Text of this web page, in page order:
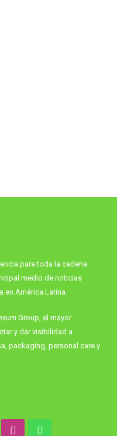
para toda la cadena
medio de noticias
en América Latina.
Group, el mayor
y dar visibilidad a
packaging, personal care y
Instagram